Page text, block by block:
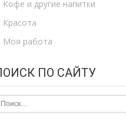
Кофе и другие напитки
Красота
Моя работа
ПО САЙТУ